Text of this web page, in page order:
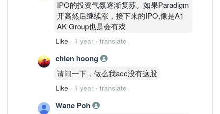
IPO的投资气氛逐渐复苏。如果Paradigm
开高然后继续涨，接下来的IPO,像是A1
AK Group也是会有戏
Like · 1 year · translate
chien hoong
请问一下，做么我acc没有这股
Like · 1 year · translate
Wane Poh